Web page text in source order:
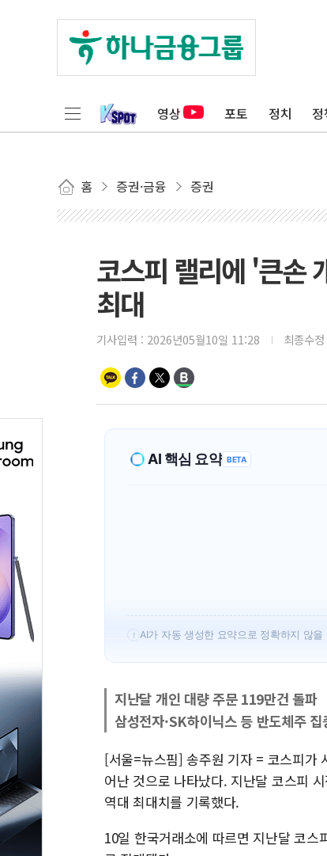
영상 포토 정치 정
홈 증권·금융 증권
코스피 랠리에 '큰손
최대
기사입력 : 2026년05월10일 11:28 최종수
AI 핵심 요약 BETA
! AI가 자동 생성한 요약으로 정확하지 않을
지난달 개인 대량 주문 119만건 돌파
삼성전자·SK하이닉스 등 반도체주 집
[서울=뉴스핌] 송주원 기자 = 코스피가
어난 것으로 나타났다. 지난달 코스피
역대 최대치를 기록했다.
10일 한국거래소에 따르면 지난달 코